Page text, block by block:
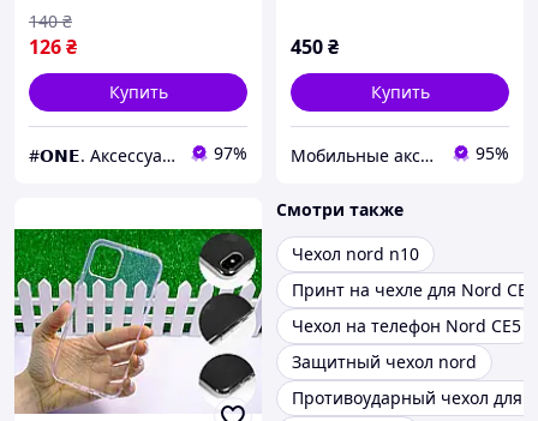
126₴
140 ₴
Купить
#𝗢𝗡𝗘. Аксессуары к смартфонам 97%
450₴
Купить
Мобильные аксессуары 95%
Смотри также
Чехол nord n10
Принт на чехле для Nord
Чехол на телефон Nord CE5
Защитный чехол nord
Противоударный чехол для